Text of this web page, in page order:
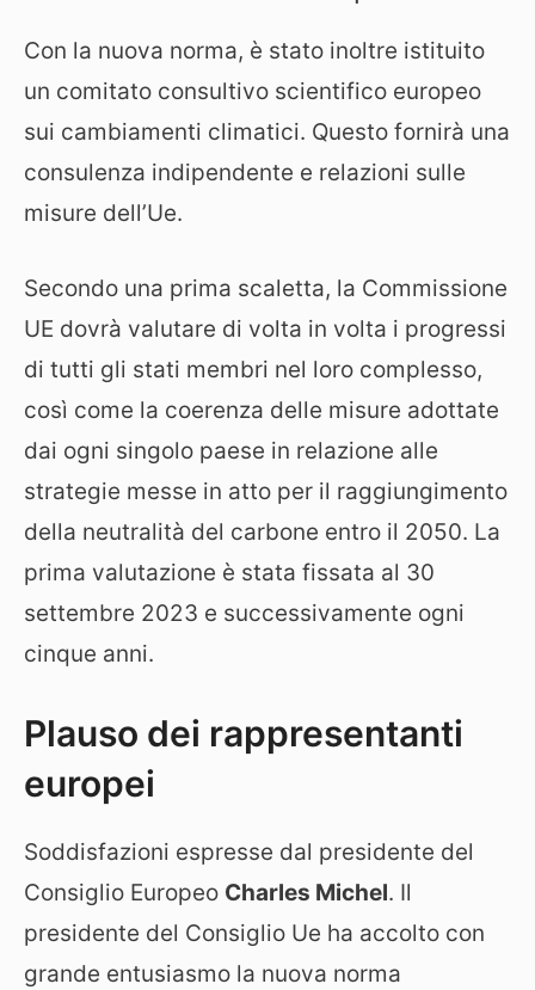
Con la nuova norma, è stato inoltre istituito
un comitato consultivo scientifico europeo
sui cambiamenti climatici. Questo fornirà una
consulenza indipendente e relazioni sulle
misure dell’Ue.
Secondo una prima scaletta, la Commissione
UE dovrà valutare di volta in volta i progressi
di tutti gli stati membri nel loro complesso,
così come la coerenza delle misure adottate
dai ogni singolo paese in relazione alle
strategie messe in atto per il raggiungimento
della neutralità del carbone entro il 2050. La
prima valutazione è stata fissata al 30
settembre 2023 e successivamente ogni
cinque anni.
Plauso dei rappresentanti
europei
Soddisfazioni espresse dal presidente del
Consiglio Europeo Charles Michel. Il
presidente del Consiglio Ue ha accolto con
grande entusiasmo la nuova norma